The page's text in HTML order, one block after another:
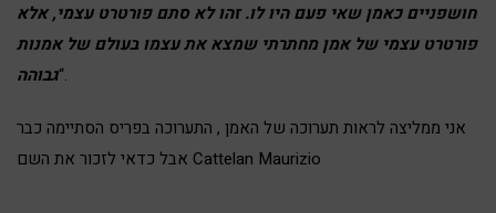
חושפניים כאמן שאי פעם היו לו. זהו לא סתם פורטרט עצמי, אלא
פורטרט עצמי של אמן מחתרתי שמצא את עצמו בעולם של אמנות
גבוהה“.
אני ממליצה לראות תערוכה של האמן , התערוכה בפריס הסתיימה כבר
אבל כדאי לזכור את השם Cattelan Maurizio